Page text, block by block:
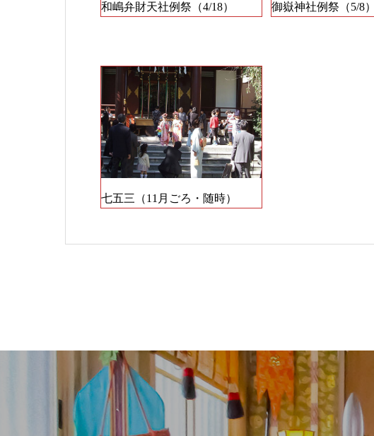
和嶋弁財天社例祭（4/18） 御嶽神社例祭（5/8）
七五三（11月ごろ・随時）